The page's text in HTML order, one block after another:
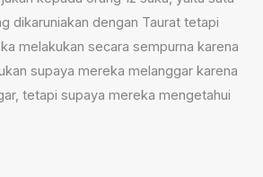
dikaruniakan dengan Taurat tetapi
melakukan secara sempurna karena
supaya mereka melanggar karena
tetapi supaya mereka mengetahui